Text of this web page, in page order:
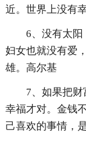
近。世界上没有
6、没有太
妇女也就没有爱
雄。高尔基
7、如果把
幸福才对。金钱
己喜欢的事情，